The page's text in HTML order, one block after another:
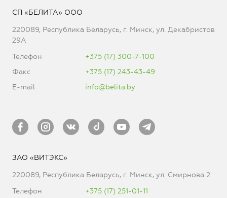
СП «БЕЛИТА» ООО
220089, Республика Беларусь, г. Минск, ул. Декабристов
29А
Телефон
+375 (17) 300-7-100
Факс
+375 (17) 243-43-49
E-mail
info@belita.by
ЗАО «ВИТЭКС»
220089, Республика Беларусь, г. Минск, ул. Смирнова 2
Телефон
+375 (17) 251-01-11